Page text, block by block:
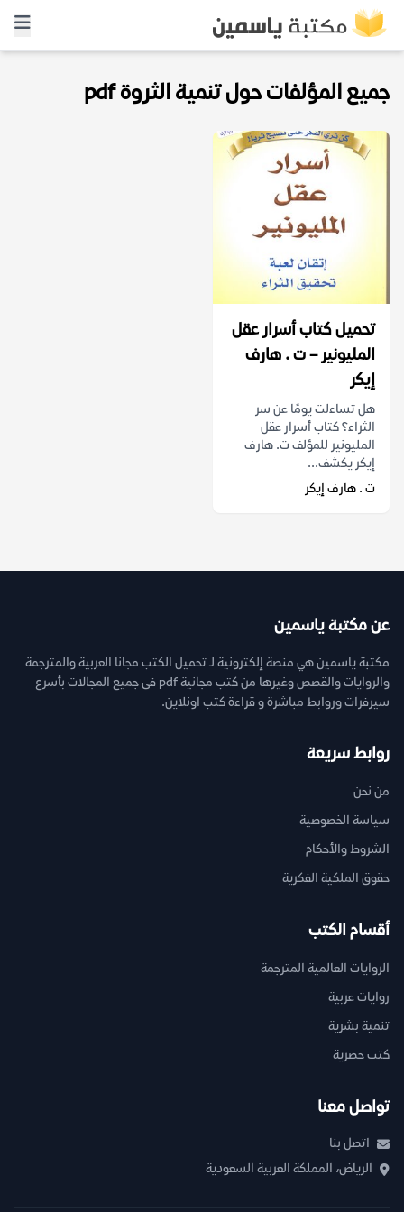
جميع المؤلفات حول تنمية الثروة pdf
تحميل كتاب أسرار عقل
المليونير – ت . هارف
إيكر
هل تساءلت يومًا عن سر
الثراء؟ كتاب أسرار عقل
المليونير للمؤلف ت. هارف
إيكر يكشف...
ت . هارف إيكر
عن مكتبة ياسمين
مكتبة ياسمين هي منصة إلكترونية لـ تحميل الكتب مجانا العربية والمترجمة
والروايات والقصص وغيرها من كتب مجانية pdf فى جميع المجالات بأسرع
سيرفرات وروابط مباشرة و قراءة كتب اونلاين.
روابط سريعة
من نحن
سياسة الخصوصية
الشروط والأحكام
حقوق الملكية الفكرية
أقسام الكتب
الروايات العالمية المترجمة
روايات عربية
تنمية بشرية
كتب حصرية
تواصل معنا
اتصل بنا
الرياض، المملكة العربية السعودية